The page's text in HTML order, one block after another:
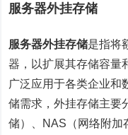
服务器外挂存储
服务器外挂存储是指将
器，以扩展其存储容量
广泛应用于各类企业和
储需求，外挂存储主要
储）、NAS（网络附加